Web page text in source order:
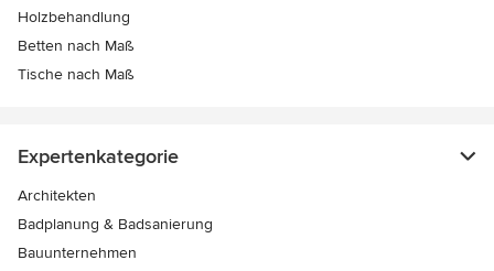
Holzbehandlung
Betten nach Maß
Tische nach Maß
Expertenkategorie
Architekten
Badplanung & Badsanierung
Bauunternehmen